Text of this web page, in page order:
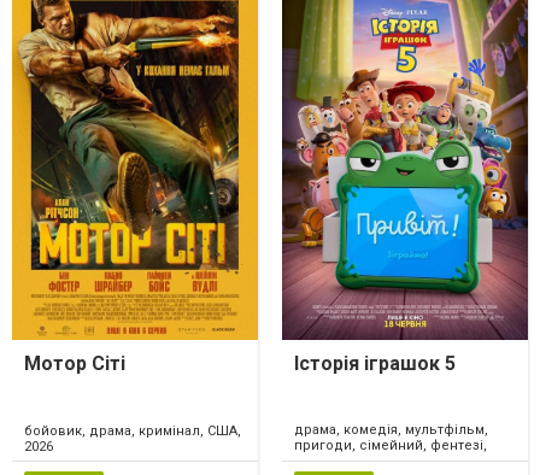
Мотор Сіті
бойовик, драма, кримінал, США,
2026
Історія іграшок 5
драма, комедія, мультфільм,
пригоди, сімейний, фентезі,
США, 2026